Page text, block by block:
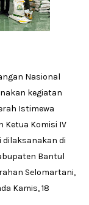
Nasional
kegiatan
Istimewa
Ketua Komisi IV
dilaksanakan di
Bantul
Selomartani,
Kamis, 18